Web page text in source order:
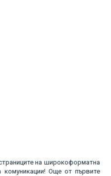
на широкоформатна
комуникации! Още от първите